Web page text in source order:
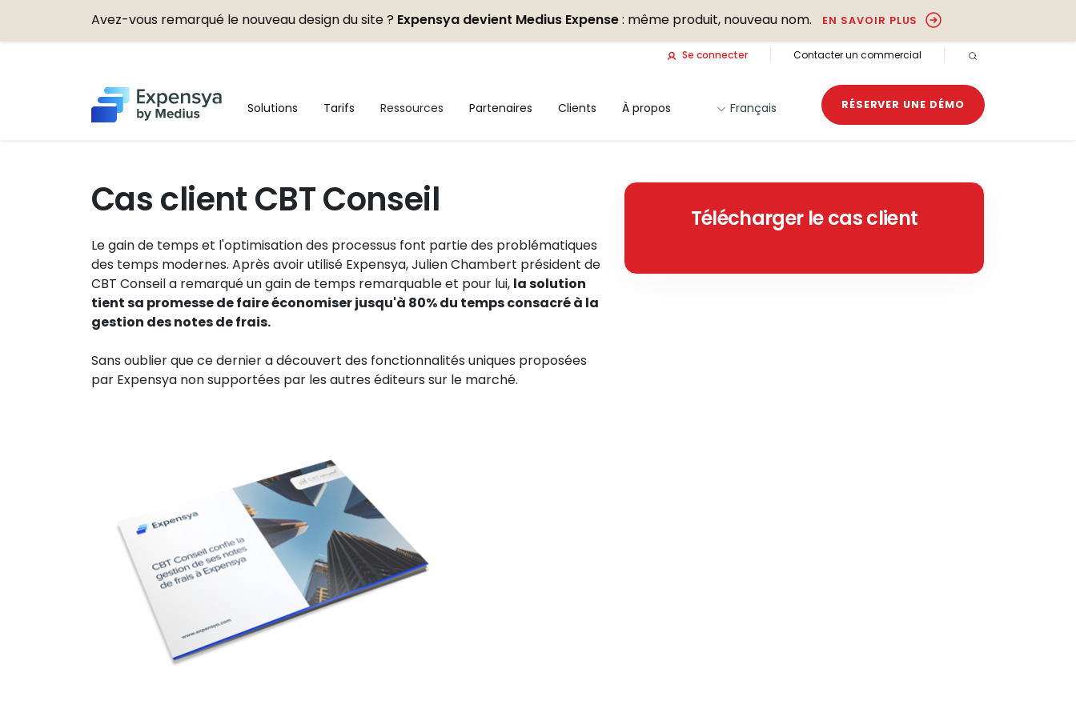
Avez-vous remarqué le nouveau design du site ? Expensya devient Medius Expense: même produit, nouveau nom. EN SAVOIR PLUS
Se connecter
Contacter un commercial
Expensya
Solutions Tarifs Ressources Partenaires Clients À propos Français RÉSERVER UNE DÉMO
Cas client CBT Conseil
Le gain de temps et l'optimisation des processus font partie des problématiques
des temps modernes. Après avoir utilisé Expensya, Julien Chambert président de
CBT Conseil a remarqué un gain de temps remarquable et pour lui, la solution
tient sa promesse de faire économiser jusqu'à 80% du temps consacré à la
gestion des notes de frais.
Sans oublier que ce dernier a découvert des fonctionnalités uniques proposées
par Expensya non supportées par les autres éditeurs sur le marché.
Télécharger le cas client